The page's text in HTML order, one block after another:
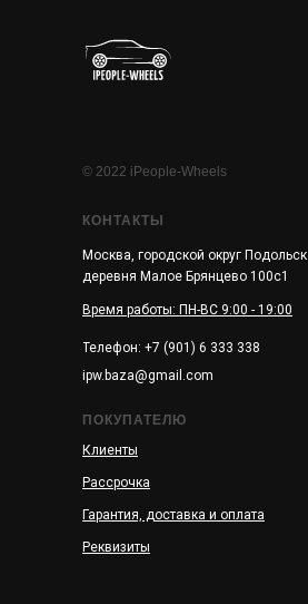
КОНТАКТЫ
Москва, городской округ Подольск
деревня Малое Брянцево 100с1
ipw.baza@gmail.com
Гарантия, доставка и оплата
Рассрочка
Клиенты
Реквизиты
ПОКУПАТЕЛЮ
© 2022 iPeople-Wheels
Телефон: +7 (901) 6 333 338
Время работы: ПН-ВС 9:00 - 19:00